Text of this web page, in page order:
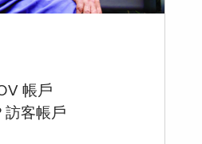
帳戶
訪客帳戶